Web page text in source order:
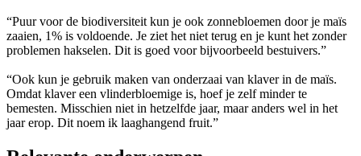
“Puur voor de biodiversiteit kun je ook zonnebloemen door je maïs
zaaien, 1% is voldoende. Je ziet het niet terug en je kunt het zonder
problemen hakselen. Dit is goed voor bijvoorbeeld bestuivers.”
“Ook kun je gebruik maken van onderzaai van klaver in de maïs.
Omdat klaver een vlinderbloemige is, hoef je zelf minder te
bemesten. Misschien niet in hetzelfde jaar, maar anders wel in het
jaar erop. Dit noem ik laaghangend fruit.”